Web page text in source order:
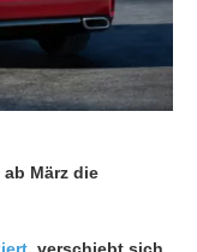
März die